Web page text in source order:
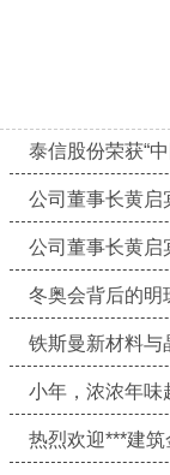
泰信股份荣获“
公司董事长黄启
公司董事长黄启
冬奥会背后的明
铁斯曼新材料与
小年，浓浓年味
热烈欢迎***建